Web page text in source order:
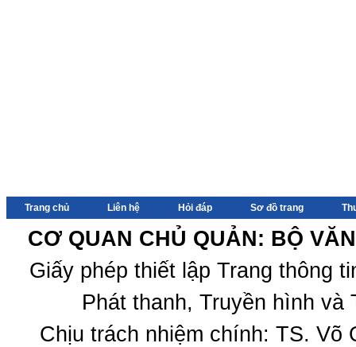
Trang chủ Liên hệ Hỏi đáp Sơ đồ trang
CƠ QUAN CHỦ QUẢN: BỘ
Giấy phép thiết lập Trang thông
Phát thanh, Truyền hình
Chịu trách nhiệm chính: TS.